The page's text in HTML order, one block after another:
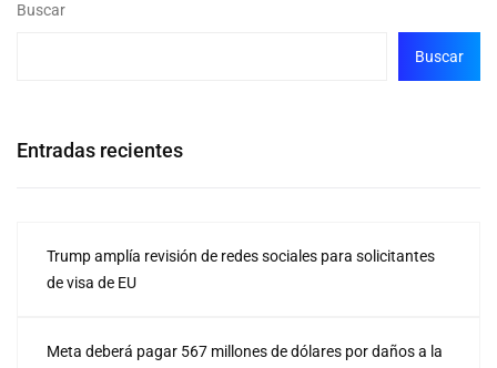
Buscar
Buscar
Entradas recientes
Trump amplía revisión de redes sociales para solicitantes
de visa de EU
Meta deberá pagar 567 millones de dólares por daños a la